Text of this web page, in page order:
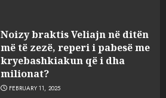
Noizy braktis Veliajn në ditën
më të zezë, reperi i pabesë me
kryebashkiakun që i dha
milionat?
FEBRUARY 11, 2025
sulmuan “One Albania”,
ngjarja u fsheh. A u vodhën
serverat?
MARCH 25, 2025